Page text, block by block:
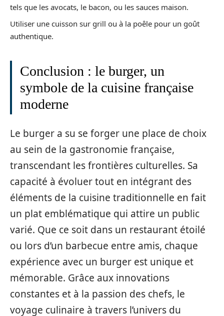
tels que les avocats, le bacon, ou les sauces maison.
Utiliser une cuisson sur grill ou à la poêle pour un goût
authentique.
Conclusion : le burger, un
symbole de la cuisine française
moderne
Le burger a su se forger une place de choix
au sein de la gastronomie française,
transcendant les frontières culturelles. Sa
capacité à évoluer tout en intégrant des
éléments de la cuisine traditionnelle en fait
un plat emblématique qui attire un public
varié. Que ce soit dans un restaurant étoilé
ou lors d’un barbecue entre amis, chaque
expérience avec un burger est unique et
mémorable. Grâce aux innovations
constantes et à la passion des chefs, le
voyage culinaire à travers l’univers du